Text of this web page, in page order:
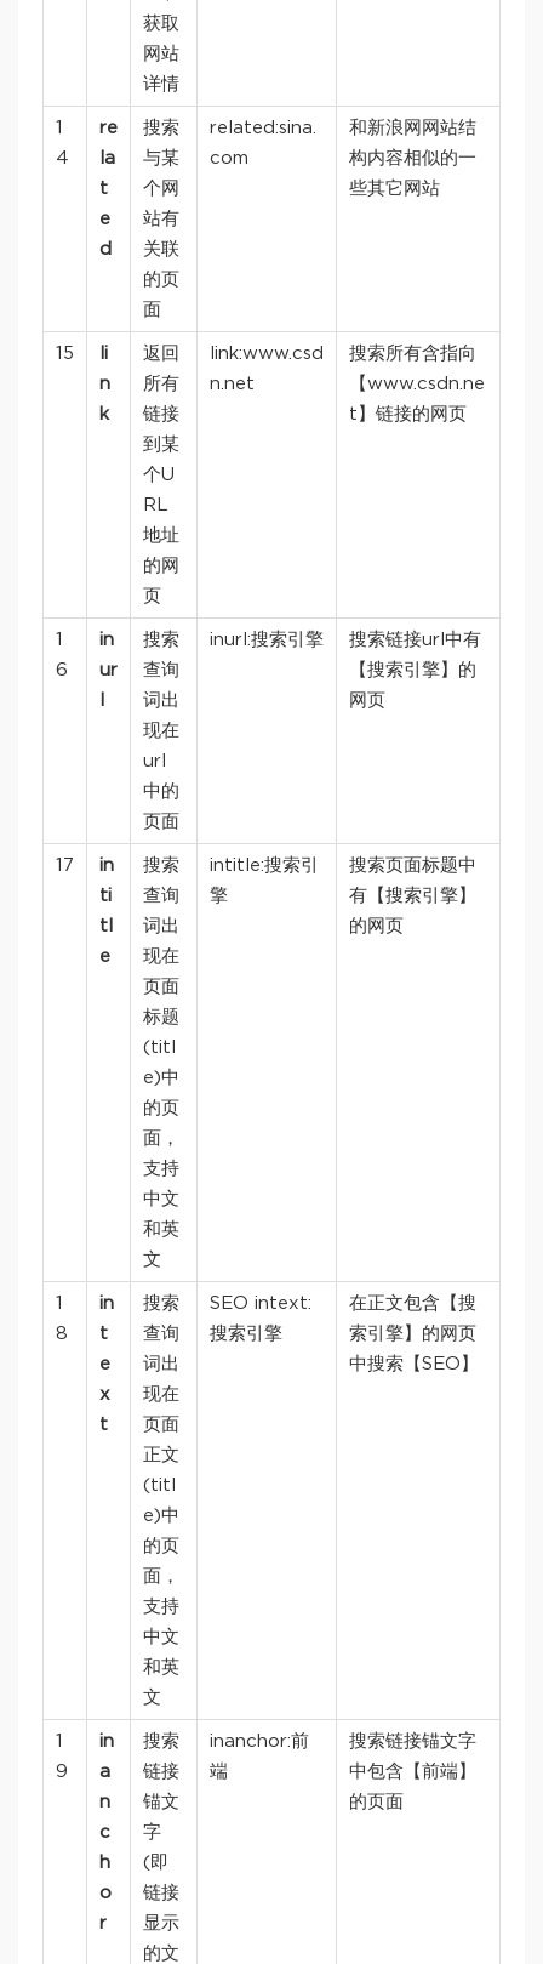
获取
网站
详情
1
4
re
la
t
e
d
搜索
与某
个网
站有
关联
的页
面
related:sina.
com
和新浪网网站结
构内容相似的一
些其它网站
15
li
n
k
返回
所有
链接
到某
个U
RL
地址
的网
页
link:www.csd
n.net
搜索所有含指向
【www.csdn.ne
t】链接的网页
1
6
in
ur
搜索
查询
词出
现在
url
中的
页面
inurl:搜索引擎
搜索链接url中有
【搜索引擎】的
网页
17
in
ti
tl
e
搜索
查询
词出
现在
页面
标题
(titl
e)中
的页
面，
支持
中文
和英
文
intitle:搜索引
擎
搜索页面标题中
有【搜索引擎】
的网页
1
8
in
t
e
x
t
搜索
查询
词出
现在
页面
正文
(titl
e)中
的页
面，
支持
中文
和英
文
SEO intext:
搜索引擎
在正文包含【搜
索引擎】的网页
中搜索【SEO】
1
9
in
a
n
c
h
o
r
搜索
链接
锚文
字
(即
链接
显示
的文
inanchor:前
端
搜索链接锚文字
中包含【前端】
的页面